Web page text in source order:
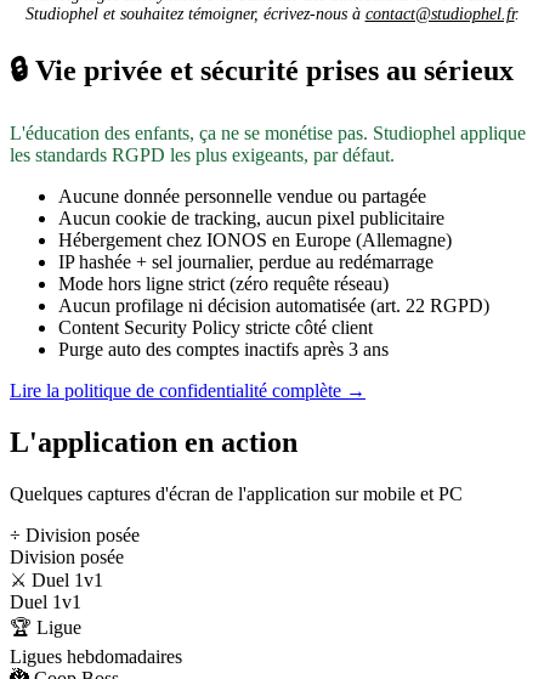
Studiophel et souhaitez témoigner, écrivez-nous à contact@studiophel.fr.
🔒 Vie privée et sécurité prises au sérieux
L'éducation des enfants, ça ne se monétise pas. Studiophel applique
les standards RGPD les plus exigeants, par défaut.
Aucune donnée personnelle vendue ou partagée
Aucun cookie de tracking, aucun pixel publicitaire
Hébergement chez IONOS en Europe (Allemagne)
IP hashée + sel journalier, perdue au redémarrage
Mode hors ligne strict (zéro requête réseau)
Aucun profilage ni décision automatisée (art. 22 RGPD)
Content Security Policy stricte côté client
Purge auto des comptes inactifs après 3 ans
Lire la politique de confidentialité complète →
L'application en action
Quelques captures d'écran de l'application sur mobile et PC
÷ Division posée
Division posée
⚔️ Duel 1v1
Duel 1v1
🏆 Ligue
Ligues hebdomadaires